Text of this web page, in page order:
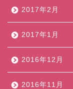
2017年2月
2017年1月
2016年12月
2016年11月